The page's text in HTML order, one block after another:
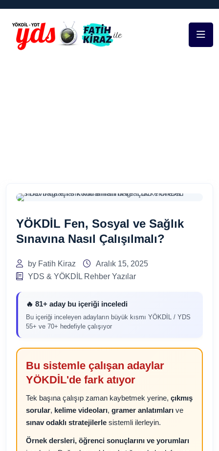
YÖKDİL Fen, Sosyal ve Sağlık
Sınavına Nasıl Çalışılmalı?
by Fatih Kiraz
Aralık 15, 2025
YDS & YÖKDİL Rehber Yazılar
🔥 81+ aday bu içeriği inceledi
Bu içeriği inceleyen adayların büyük kısmı YÖKDİL / YDS
55+ ve 70+ hedefiyle çalışıyor
Bu sistemle çalışan adaylar
YÖKDİL'de fark atıyor
Tek başına çalışıp zaman kaybetmek yerine, çıkmış
sorular, kelime videoları, gramer anlatımları ve
sınav odaklı stratejilerle sistemli ilerleyin.
Örnek dersleri, öğrenci sonuçlarını ve yorumları